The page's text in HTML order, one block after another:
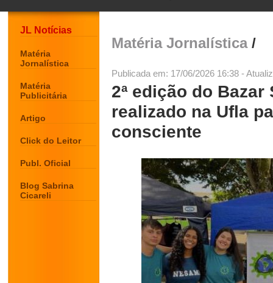
JL Notícias
Matéria
Jornalística
Matéria
Publicitária
Artigo
Click do Leitor
Publ. Oficial
Blog Sabrina
Cicareli
Matéria Jornalística/
Publicada em: 17/06/2026 16:38 -
2ª edição do
realizado na Ufla
consciente